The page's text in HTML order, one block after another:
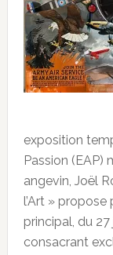
exposition
Passion (EAP)
angevin, Joël
l’Art »
principal, du
consacrant